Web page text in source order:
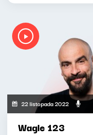
22 listopada 2022
Wagle 123